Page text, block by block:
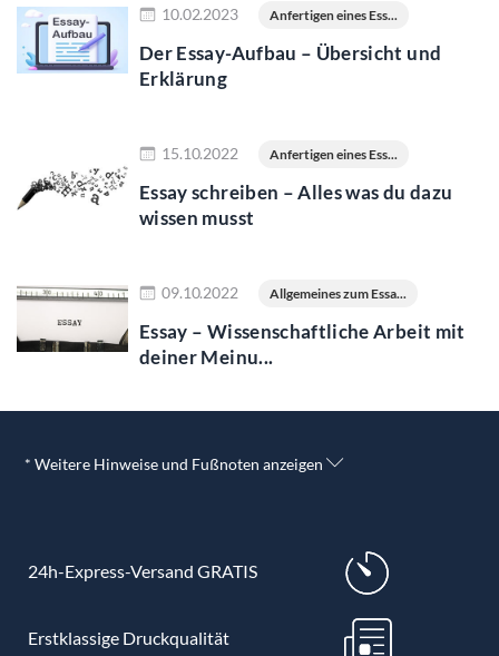
10.02.2023 Anfertigen eines Ess...
Der Essay-Aufbau – Übersicht und
Erklärung
15.10.2022 Anfertigen eines Ess...
Essay schreiben – Alles was du dazu
wissen musst
09.10.2022 Allgemeines zum Essa...
Essay – Wissenschaftliche Arbeit mit
deiner Meinu...
* Weitere Hinweise und Fußnoten anzeigen
24h-Express-Versand GRATIS
Erstklassige Druckqualität